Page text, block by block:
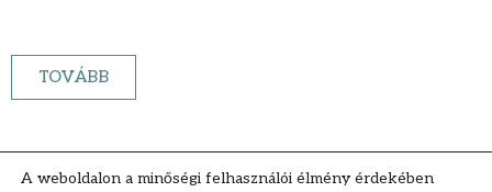
TOVÁBB
A weboldalon a minőségi felhasználói élmény érdekében